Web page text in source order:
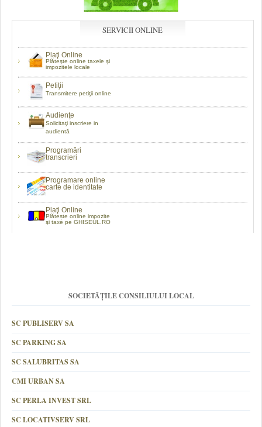
SERVICII ONLINE
Plaţi Online
Plăteşte online taxele şi
impozitele locale
Petiţii
Transmitere petiţii online
Audienţe
Solicitaţi inscriere in
audientă
Programări
transcrieri
Programare online
carte de identitate
Plaţi Online
Plătește online impozite
şi taxe pe GHISEUL.RO
SOCIETĂȚILE CONSILIULUI LOCAL
SC PUBLISERV SA
SC PARKING SA
SC SALUBRITAS SA
CMI URBAN SA
SC PERLA INVEST SRL
SC LOCATIVSERV SRL